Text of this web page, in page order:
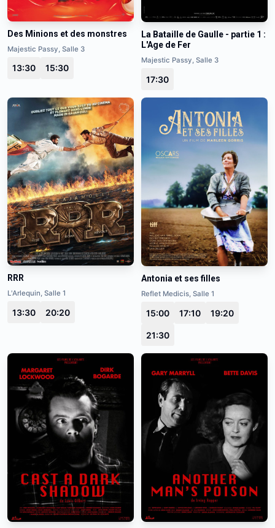
Des Minions et des monstres
Majestic Passy, Salle 3
13:30 15:30
La Bataille de Gaulle - partie 1 :
L'Age de Fer
Majestic Passy, Salle 3
17:30
RRR
L'Arlequin, Salle 1
13:30 20:20
Antonia et ses filles
Reflet Medicis, Salle 1
15:00 17:10 19:20
21:30